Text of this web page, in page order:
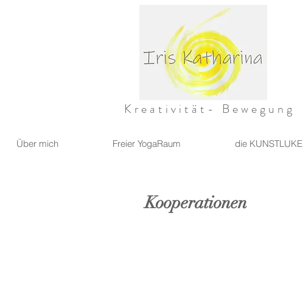
Kreativität- Bewegung
Über mich Freier YogaRaum die KUNSTLUKE
Kooperationen